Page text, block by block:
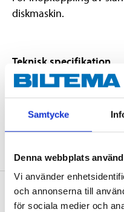
Samtycke
Denna webbplats
Vi använder
och annonserna till
för sociala medier och
diskmaskin.
Teknisk specifikation
Material
Diameter
Om tillverkaren